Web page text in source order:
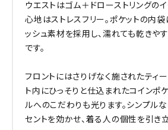
ウエストはゴム＋ドローストリングの
心地はストレスフリー。ポケットの内
ッシュ素材を採用し、濡れても乾きや
です。
フロントにはさりげなく施されたティ
ト内にひっそりと仕込まれたコインポ
ルへのこだわりも光ります。シンプル
セントを効かせ、着る人の個性を引き